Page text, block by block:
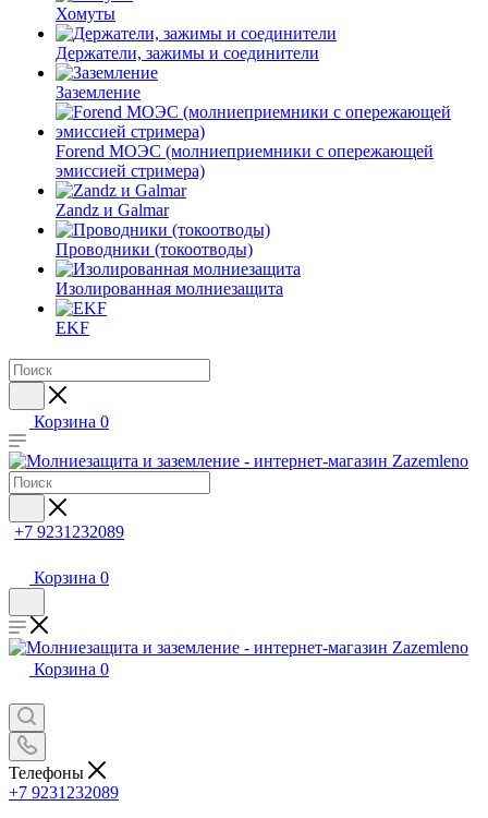
Хомуты
Держатели, зажимы и соединители
Заземление
Forend МОЭС (молниеприемники с опережающей
эмиссией стримера)
Zandz и Galmar
Проводники (токоотводы)
Изолированная молниезащита
EKF
Корзина 0
+7 9231232089
Корзина 0
Корзина 0
Телефоны
+7 9231232089